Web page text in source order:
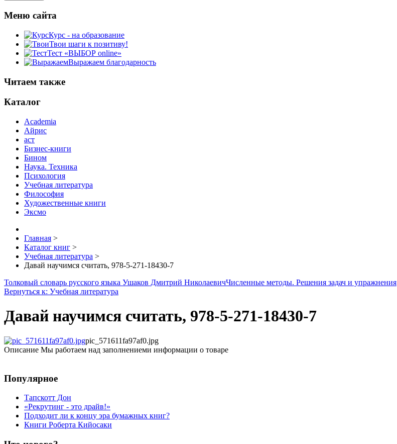
Меню сайта
Курс - на образование
Твои шаги к позитиву!
Тест «ВЫБОР online»
Выражаем благодарность
Читаем также
Каталог
Academia
Айрис
аст
Бизнес-книги
Бином
Наука. Техника
Психология
Учебная литература
Философия
Художественные книги
Эксмо
Главная >
Каталог книг >
Учебная литература >
Давай научимся считать, 978-5-271-18430-7
Толковый словарь русского языка Ушаков Дмитрий НиколаевичЧисленные методы. Решения задач и упражнения
Вернуться к: Учебная литература
Давай научимся считать, 978-5-271-18430-7
pic_571611fa97af0.jpg
Описание Мы работаем над заполнениеми информации о товаре
Популярное
Тапскотт Дон
«Рекрутинг - это драйв!»
Подходит ли к концу эра бумажных книг?
Книги Роберта Кийосаки